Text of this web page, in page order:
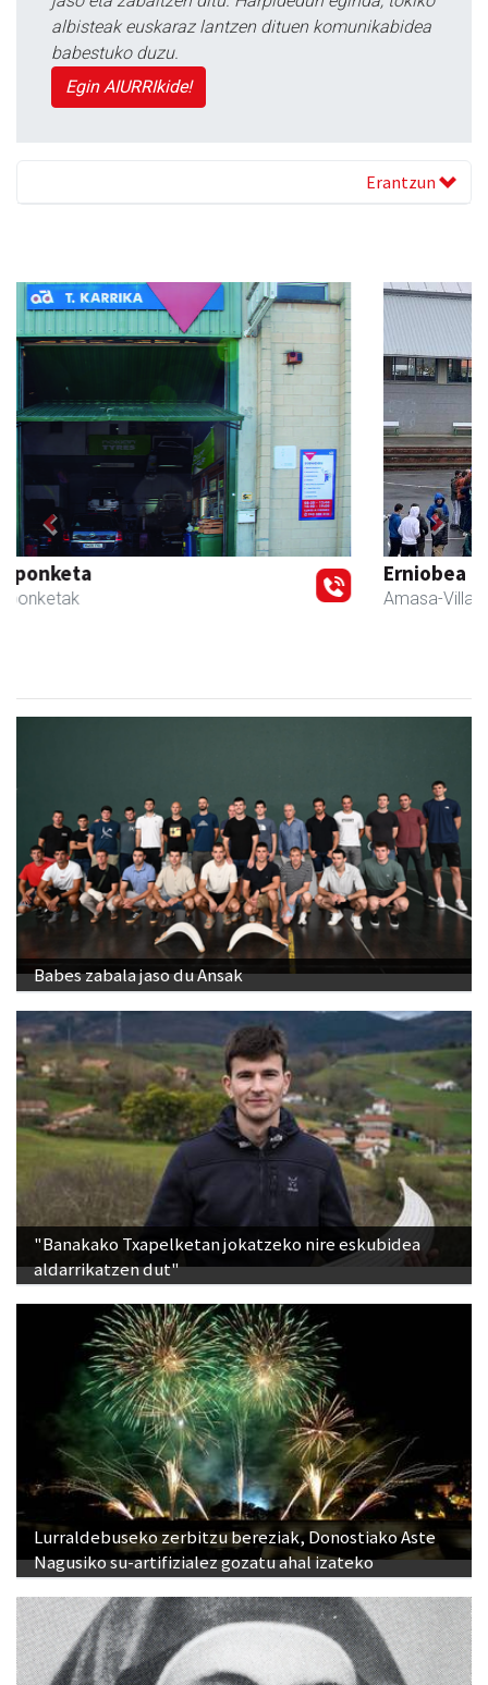
albisteak euskaraz lantzen dituen komunikabidea
babestuko duzu.
Egin AIURRIkide!
Erantzun
Erniobea BHI
Amasa-Villabona
Previous Next
Babes zabala jaso du Ansak
"Banakako Txapelketan jokatzeko nire eskubidea
aldarrikatzen dut"
Lurraldebuseko zerbitzu bereziak, Donostiako Aste
Nagusiko su-artifizialez gozatu ahal izateko